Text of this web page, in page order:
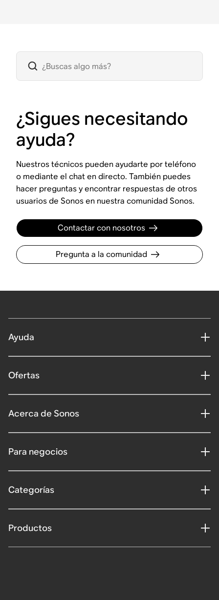
¿Sigues necesitando
ayuda?
Nuestros técnicos pueden ayudarte por teléfono
o mediante el chat en directo. También puedes
hacer preguntas y encontrar respuestas de otros
usuarios de Sonos en nuestra comunidad Sonos.
Contactar con nosotros
Pregunta a la comunidad
Ayuda
Ofertas
Acerca de Sonos
Para negocios
Categorías
Productos